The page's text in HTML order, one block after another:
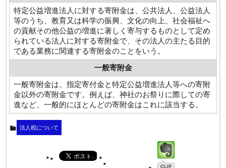
特定公益増進法人に対する寄附金は、公共法人、公益法人
等のうち、教育又は科学の振興、文化の向上、社会福祉へ
の貢献その他公益の増進に著しく寄与するものとして定め
られている法人に対する寄附金で、その法人の主たる目的
である業務に関連する寄附金のことをいう。
一般寄附金
一般寄附金は、指定寄付金と特定公益増進法人等への寄附
金以外の寄附金です。例えば、神社のお祭りに際しての寄
進など、一般的にほとんどの寄附金はこれに該当する。
法人税について